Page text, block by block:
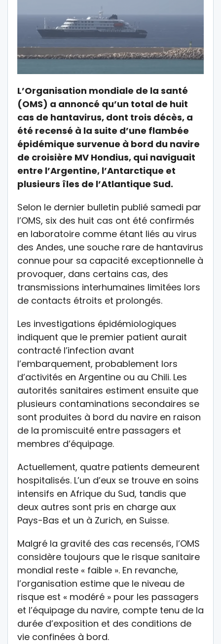
L’Organisation mondiale de la santé
(OMS) a annoncé qu’un total de huit
cas de hantavirus, dont trois décès, a
été recensé à la suite d’une flambée
épidémique survenue à bord du navire
de croisière MV Hondius, qui naviguait
entre l’Argentine, l’Antarctique et
plusieurs îles de l’Atlantique Sud.
Selon le dernier bulletin publié samedi par
l’OMS, six des huit cas ont été confirmés
en laboratoire comme étant liés au virus
des Andes, une souche rare de hantavirus
connue pour sa capacité exceptionnelle à
provoquer, dans certains cas, des
transmissions interhumaines limitées lors
de contacts étroits et prolongés.
Les investigations épidémiologiques
indiquent que le premier patient aurait
contracté l’infection avant
l’embarquement, probablement lors
d’activités en Argentine ou au Chili. Les
autorités sanitaires estiment ensuite que
plusieurs contaminations secondaires se
sont produites à bord du navire en raison
de la promiscuité entre passagers et
membres d’équipage.
Actuellement, quatre patients demeurent
hospitalisés. L’un d’eux se trouve en soins
intensifs en Afrique du Sud, tandis que
deux autres sont pris en charge aux
Pays-Bas et un à Zurich, en Suisse.
Malgré la gravité des cas recensés, l’OMS
considère toujours que le risque sanitaire
mondial reste « faible ». En revanche,
l’organisation estime que le niveau de
risque est « modéré » pour les passagers
et l’équipage du navire, compte tenu de la
durée d’exposition et des conditions de
vie confinées à bord.